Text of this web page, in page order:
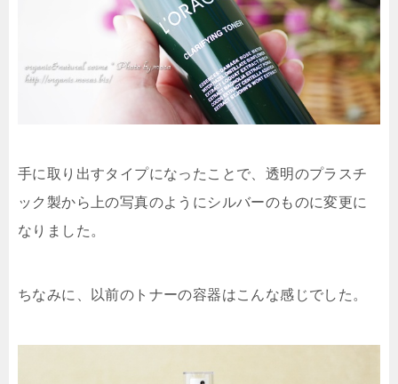
手に取り出すタイプになったことで、透明のプラスチ
ック製から上の写真のようにシルバーのものに変更に
なりました。
ちなみに、以前のトナーの容器はこんな感じでした。